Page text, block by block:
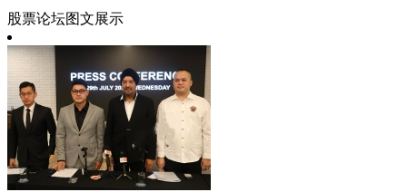
股票论坛图文展示